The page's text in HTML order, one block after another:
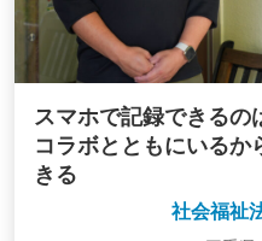
スマホで記録できるの
コラボとともにいるか
きる
社会福祉